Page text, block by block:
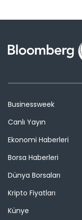
Businessweek
Canlı Yayın
Ekonomi Haberleri
Borsa Haberleri
Dünya Borsaları
Kripto Fiyatları
Künye